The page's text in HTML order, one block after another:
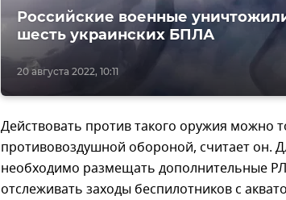
20 августа 2022, 10:11
Российские военные
шесть украинских БПЛА
Действовать против такого оружия можно
противовоздушной обороной, считает он.
необходимо размещать дополнительные
отслеживать заходы беспилотников с